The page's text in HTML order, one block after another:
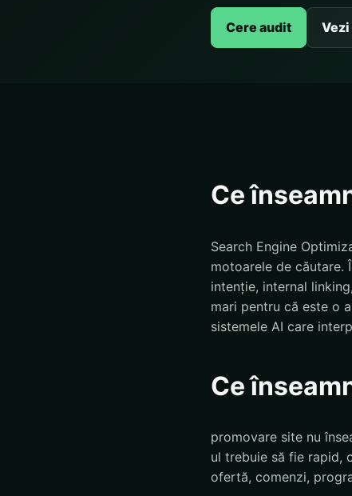
Cere audit
Ce
Search Engine
motoarele de căutare.
intenție, internal
mari pentru că este o
sistemele AI care
Ce
promovare site nu
ul trebuie să fie rapid,
ofertă, comenzi,